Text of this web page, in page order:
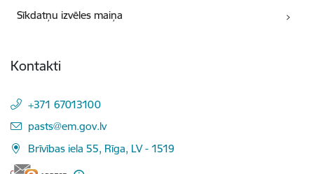
Sīkdatņu izvēles maiņa
Kontakti
+371 67013100
E-pasts:
pasts@em.gov.lv
Brīvības iela 55, Rīga, LV - 1519